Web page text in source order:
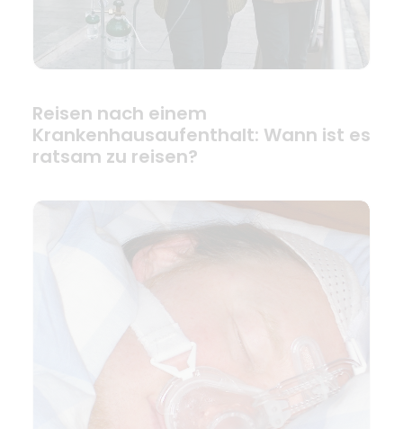
Reisen nach einem
Krankenhausaufenthalt: Wann ist es
ratsam zu reisen?